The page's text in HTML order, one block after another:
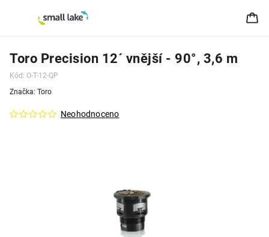
Toro Precision 12´ vnější - 90°, 3,6 m
Kód: O-T-12-QP
Neohodnoceno
Značka: Toro